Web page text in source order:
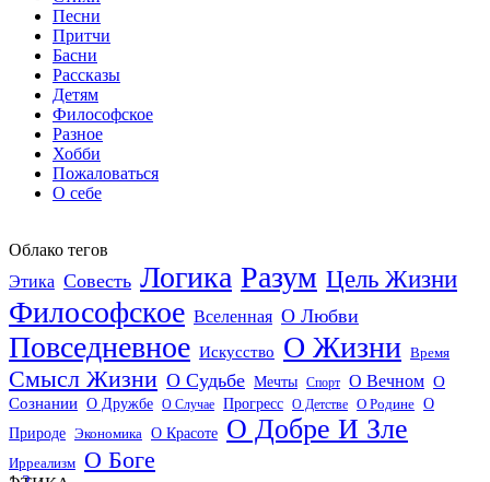
Песни
Притчи
Басни
Рассказы
Детям
Философское
Разное
Хобби
Пожаловаться
О себе
Облако тегов
Этика Совесть Логика Разум Цель Жизни
Философское Вселенная О Любви
Повседневное Искусство О Жизни Время
Смысл Жизни О Судьбе Мечты Спорт О Вечном О
Сознании О Дружбе О Случае Прогресс О Детстве О Родине О
Природе Экономика О Красоте О Добре И Зле
Ирреализм О Боге